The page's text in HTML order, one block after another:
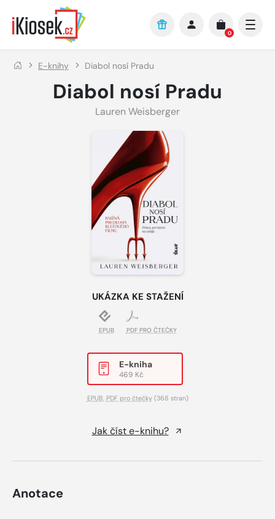
Přejít na hlavní obsah
0
E-knihy Diabol nosí Pradu
Diabol nosí Pradu
Lauren Weisberger
UKÁZKA KE STAŽENÍ
EPUB PDF PRO ČTEČKY
E-kniha
469 Kč
EPUB PDF pro čtečky(368 stran)
Jak číst e-knihu?
Anotace